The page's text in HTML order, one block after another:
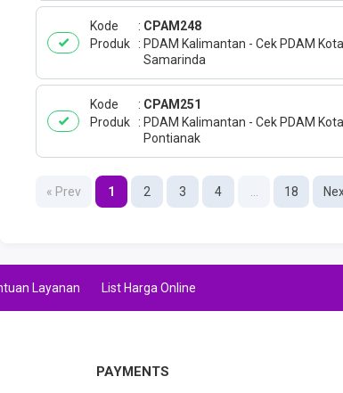
Kode
CPAM248
Produk
PDAM Kalimantan - Cek PDAM Kota
Samarinda
Kode
CPAM251
Produk
PDAM Kalimantan - Cek PDAM Kota
Pontianak
« Prev 1 2 3 4 18
Layanan List Harga Online
PAYMENTS